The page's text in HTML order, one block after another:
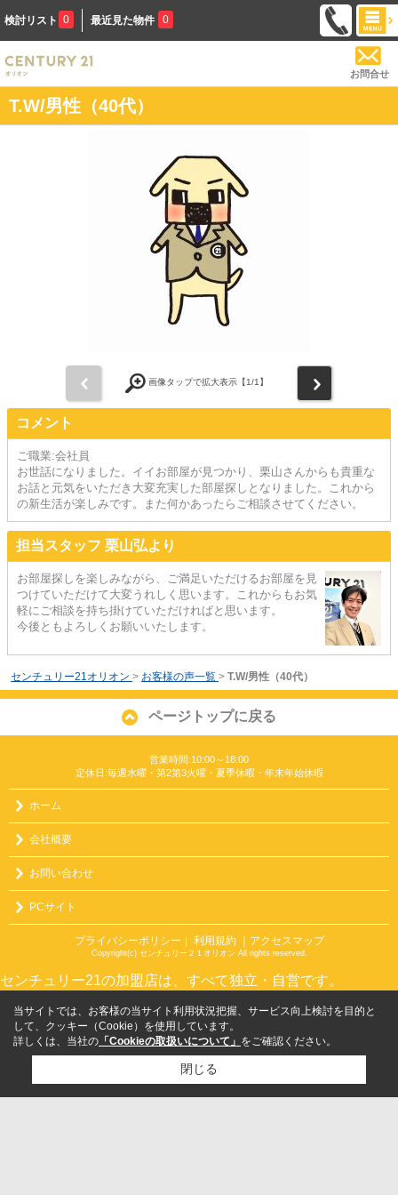
検討リスト 0 最近見た物件 0
お問合せ
T.W/男性（40代）
画像タップで拡大表示【1/1】
コメント
ご職業:会社員
お世話になりました。イイお部屋が見つかり、栗山さんからも貴重な
お話と元気をいただき大変充実した部屋探しとなりました。これから
の新生活が楽しみです。また何かあったらご相談させてください。
担当スタッフ 栗山弘より
お部屋探しを楽しみながら、ご満足いただけるお部屋を見
つけていただけて大変うれしく思います。これからもお気
軽にご相談を持ち掛けていただければと思います。
今後ともよろしくお願いいたします。
センチュリー21オリオン > お客様の声一覧 > T.W/男性（40代）
ページトップに戻る
営業時間:10:00～18:00
定休日:毎週水曜・第2第3火曜・夏季休暇・年末年始休暇
ホーム
会社概要
お問い合わせ
PCサイト
プライバシーポリシー ｜ 利用規約 ｜アクセスマップ
Copyright(c) センチュリー２１オリオン All rights reserved.
センチュリー21の加盟店は、すべて独立・自営です。
当サイトでは、お客様の当サイト利用状況把握、サービス向上検討を目的と
して、クッキー（Cookie）を使用しています。
詳しくは、当社の 「Cookieの取扱いについて」 をご確認ください。
閉じる